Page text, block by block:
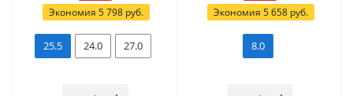
Экономия 5 798 руб.
25.5 24.0 27.0
Экономия 5 658 руб.
8.0